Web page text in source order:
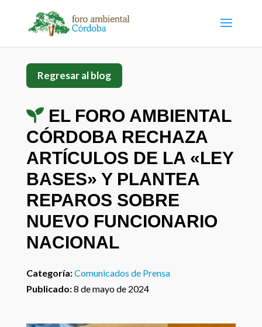
Regresar al blog
EL FORO AMBIENTAL
CÓRDOBA RECHAZA
ARTÍCULOS DE LA «LEY
BASES» Y PLANTEA
REPAROS SOBRE
NUEVO FUNCIONARIO
NACIONAL
Categoría:Comunicados de Prensa
Publicado:8 de mayo de 2024